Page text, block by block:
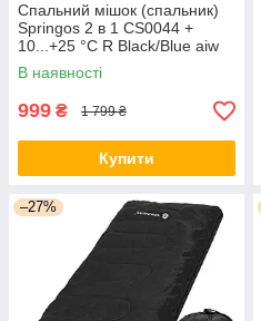
Спальний мішок (спальник)
Springos 2 в 1 CS0044 +
10...+25 °C R Black/Blue aiw
якість
В наявності
999 ₴ 1 799 ₴
Купити
–27%